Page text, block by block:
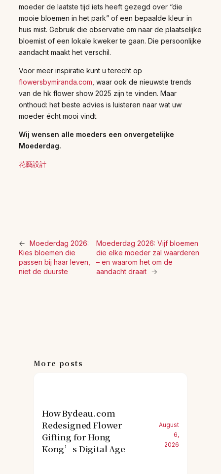
moeder de laatste tijd iets heeft gezegd over “die
mooie bloemen in het park” of een bepaalde kleur in
huis mist. Gebruik die observatie om naar de plaatselijke
bloemist of een lokale kweker te gaan. Die persoonlijke
aandacht maakt het verschil.
Voor meer inspiratie kunt u terecht op
flowersbymiranda.com, waar ook de nieuwste trends
van de hk flower show 2025 zijn te vinden. Maar
onthoud: het beste advies is luisteren naar wat uw
moeder écht mooi vindt.
Wij wensen alle moeders een onvergetelijke
Moederdag.
花藝設計
← Moederdag 2026:
Kies bloemen die
passen bij haar leven,
niet de duurste
Moederdag 2026: Vijf bloemen
die elke moeder zal waarderen
– en waarom het om de
aandacht draait
→
More posts
How Bydeau.com
Redesigned Flower
Gifting for Hong
Kong’s Digital Age
August
6,
2026